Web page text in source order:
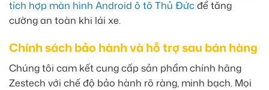
tích hợp màn hình Android ô tô Thủ Đứcđể tăng
cường an toàn khi lái xe.
Chính sách bảo hành và hỗ trợ sau bán hàng
Chúng tôi cam kết cung cấp sản phẩm chính hãng
Zestech với chế độ bảo hành rõ ràng, minh bạch. Mọi